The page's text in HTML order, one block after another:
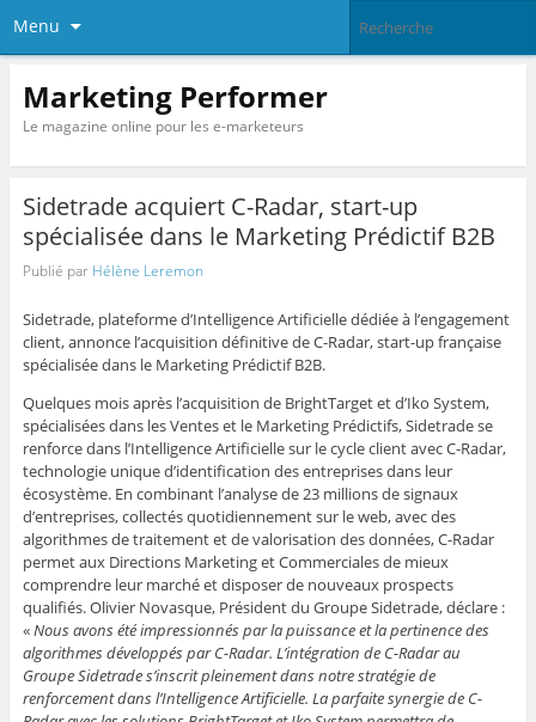
Menu
Marketing Performer
Le magazine online pour les e-marketeurs
Sidetrade acquiert C-Radar, start-up
spécialisée dans le Marketing Prédictif B2B
Publié par Hélène Leremon
Sidetrade, plateforme d’Intelligence Artificielle dédiée à l’engagement
client, annonce l’acquisition définitive de C-Radar, start-up française
spécialisée dans le Marketing Prédictif B2B.
Quelques mois après l’acquisition de BrightTarget et d’Iko System,
spécialisées dans les Ventes et le Marketing Prédictifs, Sidetrade se
renforce dans l’Intelligence Artificielle sur le cycle client avec C-Radar,
technologie unique d’identification des entreprises dans leur
écosystème. En combinant l’analyse de 23 millions de signaux
d’entreprises, collectés quotidiennement sur le web, avec des
algorithmes de traitement et de valorisation des données, C-Radar
permet aux Directions Marketing et Commerciales de mieux
comprendre leur marché et disposer de nouveaux prospects
qualifiés. Olivier Novasque, Président du Groupe Sidetrade, déclare :
«Nous avons été impressionnés par la puissance et la pertinence des
algorithmes développés par C-Radar. L’intégration de C-Radar au
Groupe Sidetrade s’inscrit pleinement dans notre stratégie de
renforcement dans l’Intelligence Artificielle. La parfaite synergie de C-